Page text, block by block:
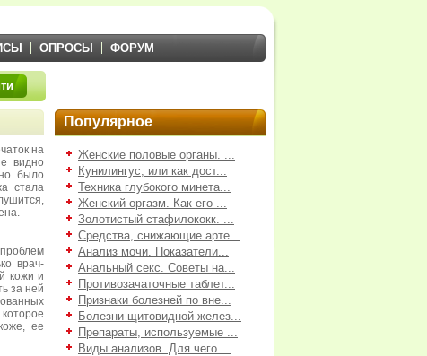
ОПРОСЫ ФОРУМ
на
видно
было
стала
врач-
кожи и
за ней
ее
Популярное
Женские половые органы. ...
Кунилингус, или как дост...
Техника глубокого минета...
Женский оргазм. Как его ...
Золотистый стафилококк. ...
Средства, снижающие арте...
Анализ мочи. Показатели...
Анальный секс. Советы на...
Противозачаточные таблет...
Признаки болезней по вне...
Болезни щитовидной желез...
Препараты, используемые ...
Виды анализов. Для чего ...